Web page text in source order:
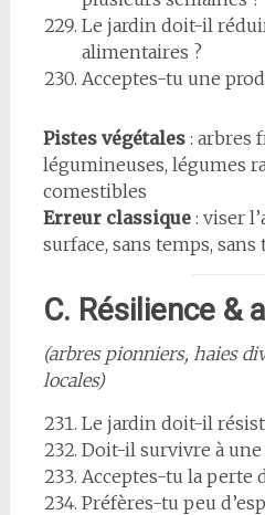
Le jardin doit-il
alimentaires ?
Acceptes-tu une
Pistes végétales: arbres
légumineuses, légumes
comestibles
Erreur classique: viser
surface, sans temps,
C. Résilience &
(arbres pionniers, haies
locales)
Le jardin doit-il
Doit-il survivre à
Acceptes-tu la perte
Préfères-tu peu